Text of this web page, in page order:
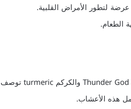
لتطور الأمراض القلبية.
الطعام.
إنّ عدداً من الأعشاب تتفاوت بين نوع من أنواع الكرمة (نبات معترش) يدعى Thunder God vine والكركم turmeric توصف
هذه الأعشاب.